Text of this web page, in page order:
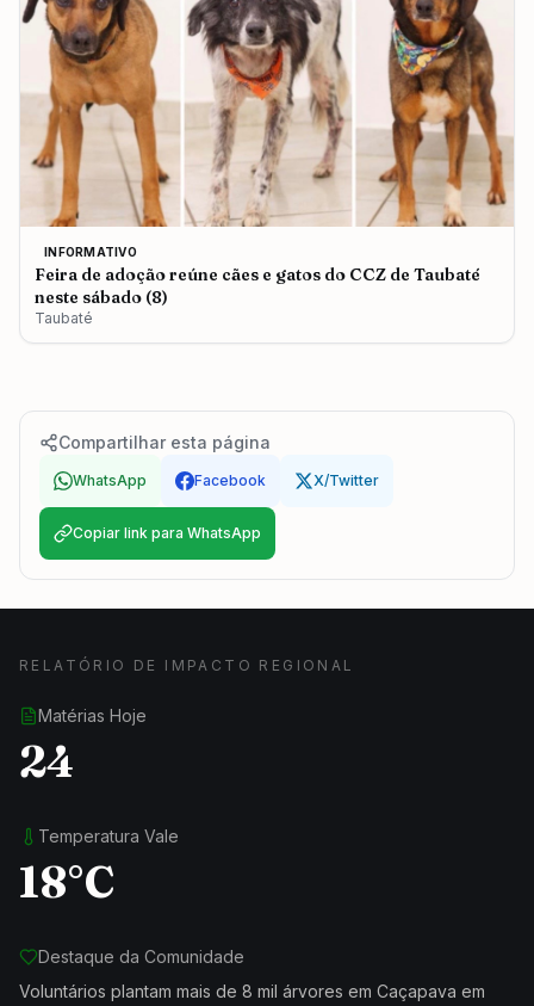
INFORMATIVO
Feira de adoção reúne cães e gatos do CCZ de Taubaté
neste sábado (8)
Taubaté
Compartilhar esta página
WhatsApp Facebook X/Twitter
Copiar link para WhatsApp
RELATÓRIO DE IMPACTO REGIONAL
Matérias Hoje
24
Temperatura Vale
18°C
Destaque da Comunidade
Voluntários plantam mais de 8 mil árvores em Caçapava em